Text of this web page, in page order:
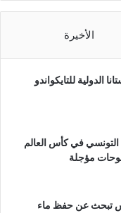
الأخيرة
الدولية للتايكواندو
في كأس العالم
2026: تونس تبحث عن حفظ ماء